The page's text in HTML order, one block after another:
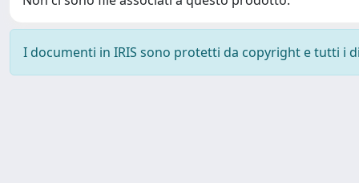
I documenti in IRIS sono protetti da copyright e tutti i